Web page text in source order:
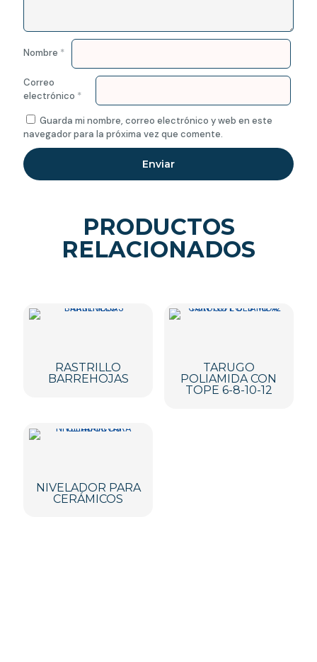
Nombre *
Correo
electrónico *
Guarda mi nombre, correo electrónico y web en este
navegador para la próxima vez que comente.
PRODUCTOS
RELACIONADOS
RASTRILLO
BARREHOJAS
TARUGO
POLIAMIDA CON
TOPE 6-8-10-12
NIVELADOR PARA
CERÁMICOS